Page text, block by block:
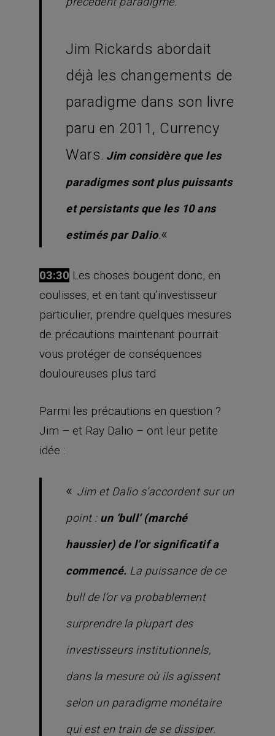
Jim Rickards abordait
déjà les changements de
paradigme dans son livre
paru en 2011, Currency
Wars. Jim considère que les
paradigmes sont plus puissants
et persistants que les 10 ans
estimés par Dalio.«
03:30 Les choses bougent donc, en
coulisses, et en tant qu’investisseur
particulier, prendre quelques mesures
de précautions maintenant pourrait
vous protéger de conséquences
douloureuses plus tard
Parmi les précautions en question ?
Jim – et Ray Dalio – ont leur petite
idée :
« Jim et Dalio s’accordent sur un
point : un ‘bull‘ (marché
haussier) de l’or significatif a
commencé. La puissance de ce
bullde l’or va probablement
surprendre la plupart des
investisseurs institutionnels,
dans la mesure où ils agissent
selon un paradigme monétaire
qui est en train de se dissiper.